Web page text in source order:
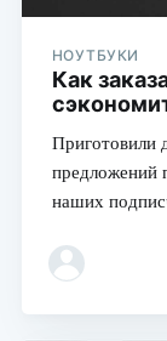
НОУТБУКИ
Как
Приготовили
предложений
наших